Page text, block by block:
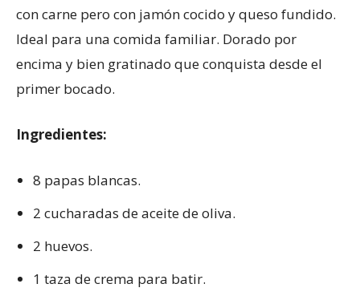
con carne pero con jamón cocido y queso fundido.
Ideal para una comida familiar. Dorado por
encima y bien gratinado que conquista desde el
primer bocado.
Ingredientes:
8 papas blancas.
2 cucharadas de aceite de oliva.
2 huevos.
1 taza de crema para batir.